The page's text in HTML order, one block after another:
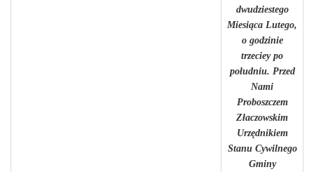
dwudziestego
Miesiąca Lutego,
o godzinie
trzeciey po
południu. Przed
Nami
Proboszczem
Złaczowskim
Urzędnikiem
Stanu Cywilnego
Gminy